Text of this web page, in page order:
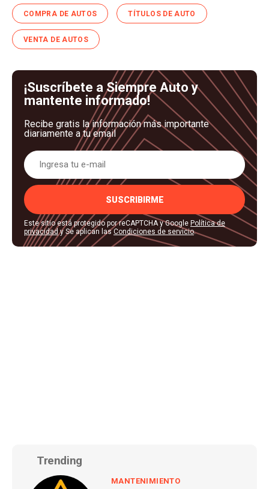
COMPRA DE AUTOS TÍTULOS DE AUTO
VENTA DE AUTOS
¡Suscríbete a Siempre Auto y
mantente informado!
Recibe gratis la información más importante
diariamente a tu email
SUSCRIBIRME
Este sitio está protegido por reCAPTCHA y Google Política de
privacidady Se aplican lasCondiciones de servicio.
Trending
MANTENIMIENTO